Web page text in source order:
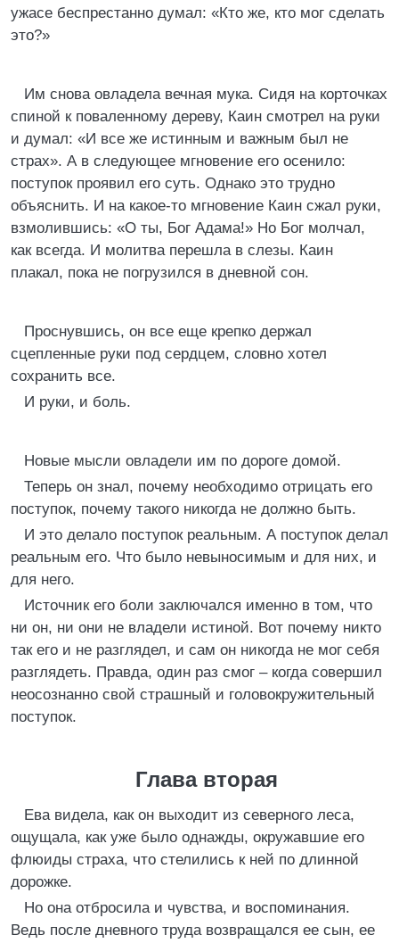
ужасе беспрестанно думал: «Кто же, кто мог сделать
это?»
Им снова овладела вечная мука. Сидя на корточках
спиной к поваленному дереву, Каин смотрел на руки
и думал: «И все же истинным и важным был не
страх». А в следующее мгновение его осенило:
поступок проявил его суть. Однако это трудно
объяснить. И на какое-то мгновение Каин сжал руки,
взмолившись: «О ты, Бог Адама!» Но Бог молчал,
как всегда. И молитва перешла в слезы. Каин
плакал, пока не погрузился в дневной сон.
Проснувшись, он все еще крепко держал
сцепленные руки под сердцем, словно хотел
сохранить все.
И руки, и боль.
Новые мысли овладели им по дороге домой.
Теперь он знал, почему необходимо отрицать его
поступок, почему такого никогда не должно быть.
И это делало поступок реальным. А поступок делал
реальным его. Что было невыносимым и для них, и
для него.
Источник его боли заключался именно в том, что
ни он, ни они не владели истиной. Вот почему никто
так его и не разглядел, и сам он никогда не мог себя
разглядеть. Правда, один раз смог – когда совершил
неосознанно свой страшный и головокружительный
поступок.
Глава вторая
Ева видела, как он выходит из северного леса,
ощущала, как уже было однажды, окружавшие его
флюиды страха, что стелились к ней по длинной
дорожке.
Но она отбросила и чувства, и воспоминания.
Ведь после дневного труда возвращался ее сын, ее